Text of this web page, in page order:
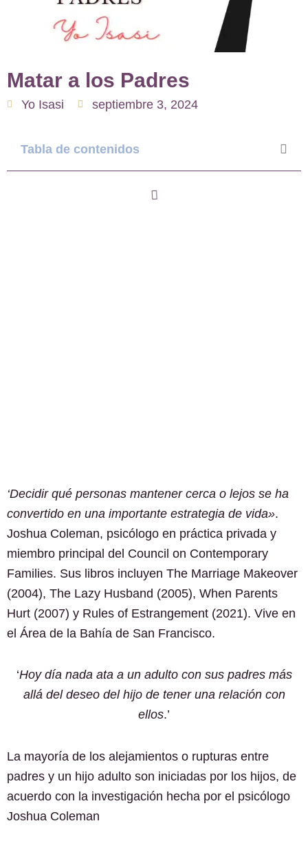
Matar a los Padres
Yo Isasi septiembre 3, 2024
Tabla de contenidos
‘Decidir qué personas mantener cerca o lejos se ha
convertido en una importante estrategia de vida».
Joshua Coleman, psicólogo en práctica privada y
miembro principal del Council on Contemporary
Families. Sus libros incluyen The Marriage Makeover
(2004), The Lazy Husband (2005), When Parents
Hurt (2007) y Rules of Estrangement (2021). Vive en
el Área de la Bahía de San Francisco.
‘Hoy día nada ata a un adulto con sus padres más
allá del deseo del hijo de tener una relación con
ellos.’
La mayoría de los alejamientos o rupturas entre
padres y un hijo adulto son iniciadas por los hijos, de
acuerdo con la investigación hecha por el psicólogo
Joshua Coleman